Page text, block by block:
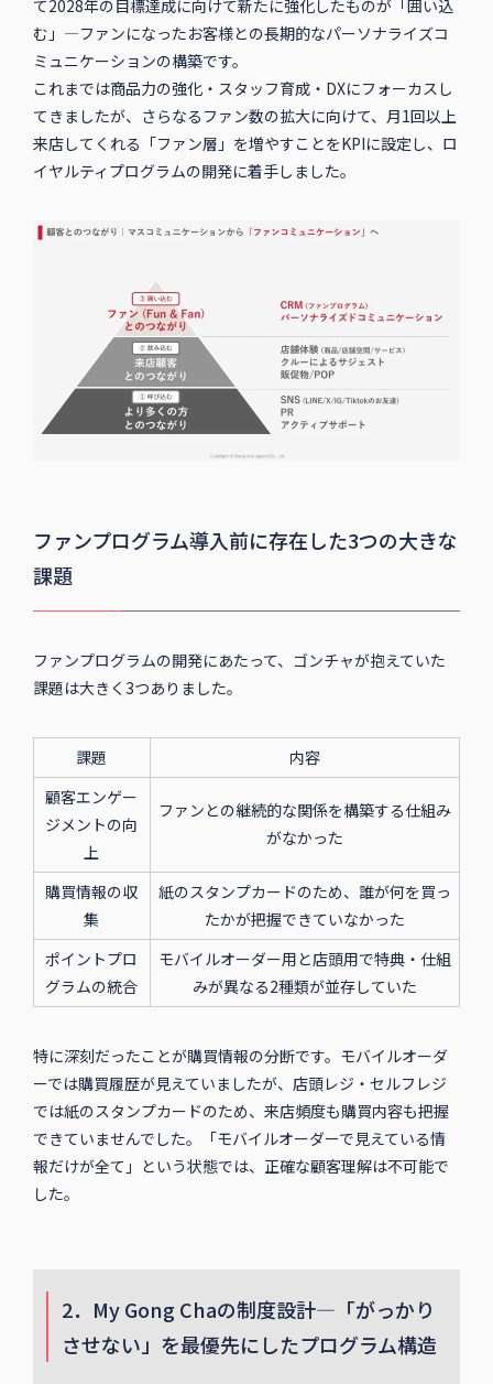
て2028年の目標達成に向けて新たに強化したものが「囲い込
む」—ファンになったお客様との長期的なパーソナライズコ
ミュニケーションの構築です。
これまでは商品力の強化・スタッフ育成・DXにフォーカスし
てきましたが、さらなるファン数の拡大に向けて、月1回以上
来店してくれる「ファン層」を増やすことをKPIに設定し、ロ
イヤルティプログラムの開発に着手しました。
ファンプログラム導入前に存在した3つの大きな
課題
ファンプログラムの開発にあたって、ゴンチャが抱えていた
課題は大きく3つありました。
課題
内容
顧客エンゲー
ジメントの向
上
ファンとの継続的な関係を構築する仕組み
がなかった
購買情報の収
集
紙のスタンプカードのため、誰が何を買っ
たかが把握できていなかった
ポイントプロ
グラムの統合
モバイルオーダー用と店頭用で特典・仕組
みが異なる2種類が並存していた
特に深刻だったことが購買情報の分断です。モバイルオーダ
ーでは購買履歴が見えていましたが、店頭レジ・セルフレジ
では紙のスタンプカードのため、来店頻度も購買内容も把握
できていませんでした。「モバイルオーダーで見えている情
報だけが全て」という状態では、正確な顧客理解は不可能で
した。
2．My Gong Chaの制度設計—「がっかり
させない」を最優先にしたプログラム構造